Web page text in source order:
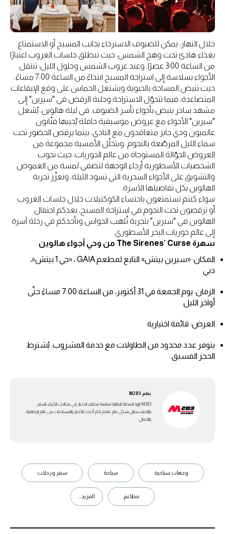
خلال النهار، يمكن للضيوف الاسترخاء بجانب المسبح أو الاستمتاع
بغداء هادئ تحت وهج الشمس، حيث تنطلق جلسات الغروب اعتبارًا
من الساعة 3:00 عصرًا. وعند غروب الشمس وحلول الليل، تنتقل
الأجواء بسلاسة إلى استراحة المسبح ابتداءً من الساعة 7:00 مساءً،
حيث تنبض المساحة بالحيوية ويشتعل الحماس على وقع الإيقاعات
المتصاعدة، فيما تتحوّل الاستراحة وحلبة الرقص في "سيرين" إلى
مشهد ساحر ينبض بأجواء تأسر الضيوف. في ليلة هالوين، يُشعل
"سيرين" الأجواء مع عروض موسيقية حافلة يُحييها فنّانون
عالميون ودي جايز متعاقدون مع النادي، بينما يرقص الحضور تحت
سماء الليل المرصّعة بالنجوم. ويتخلّل الأمسية مجموعة من
العروض الجوّالة المستوحاة من عالم الحوريات، حيث تجوب
الشخصيات الأسطورية أرجاء الوجهة لتضفي لمسة من الغموض
والتشويق على الأجواء السحرية التي تسود الليلة، وتعزّز تجربة
الهالوين بكل تفاصيلها الآسرة.
سواء كنتم تستمتعون باحتساء الكوكتيلات خلال جلسات الغروب
أو ترقصون تحت النجوم في استراحة المسبح، يعدكم احتفال
الهالوين في "سيرين" بتجربة تُلهب الحواس وتأخذكم في رحلة آسرة
إلى عالم حوريات البحر الأسطوري.
سهرة The Sirenes’ Curse من وحي أجواء هالوين
المكان: «سيرين بيتش» التابع لمطعم GAIA ، «جي 1 بيتش«،
دبي
الزمان: يوم الجمعة في 31 أكتوبر، من الساعة 7:00 مساءً حتّى
أواخر الليل
العرض: قائمة اختيارية
يتوفر عدد محدود من الطاولات مع خدمة المشروب. يُشترط
الحجز المسبق.
بقلم M283
M283 ارابيا، المنصة المثالية لمتابعة مختلف الاخبار في مجالات الأزياء، السفر،
واللايف ستايل بشكل عام. تقدم لكم أحدث الأخبار والمستجدات من عالم الرفاهية
والجمال.
وجهات سياحية سياحة سفر ورحلات
مطاعم المزيد...